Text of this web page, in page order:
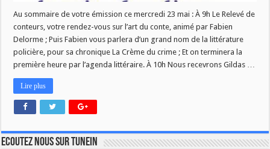
Au sommaire de votre émission ce mercredi 23 mai : À 9h Le Relevé de
conteurs, votre rendez-vous sur l’art du conte, animé par Fabien
Delorme ; Puis Fabien vous parlera d’un grand nom de la littérature
policière, pour sa chronique La Crème du crime ; Et on terminera la
première heure par l’agenda littéraire. À 10h Nous recevrons Gildas …
Lire plus
Ecoutez nous sur TuneIn